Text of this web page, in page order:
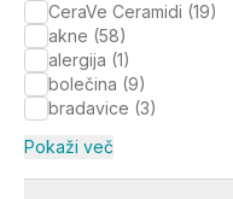
CeraVe Ceramidi (19)
akne (58)
alergija (1)
bolečina (9)
bradavice (3)
Pokaži več